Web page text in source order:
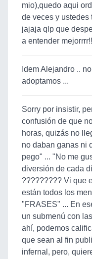
mio),quedo aqui
de veces y
jajaja qlp que
a entender
Idem Alejandro ..
adoptamos ...
Sorry por insistir,
confusión de que
horas, quizás no
no daban ganas ni
pego" ... "No me
diversión de cada
????????? Vi que
están todos los
"FRASES" ... En
un submenú con
ahí, podemos
que sean al fin
infernal, pero,